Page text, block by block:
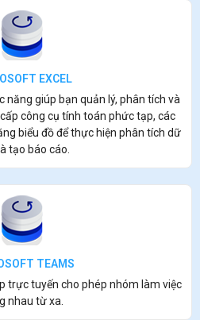
EXCEL
năng giúp bạn quản lý, phân tích và
công cụ tính toán phức tạp, các
biểu đồ để thực hiện phân tích dữ
tạo báo cáo.
TEAMS
trực tuyến cho phép nhóm làm việc
nhau từ xa.